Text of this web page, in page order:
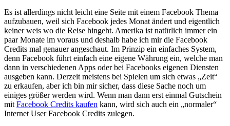
Es ist allerdings nicht leicht eine Seite mit einem Facebook Thema
aufzubauen, weil sich Facebook jedes Monat ändert und eigentlich
keiner weis wo die Reise hingeht. Amerika ist natürlich immer ein
paar Monate im voraus und deshalb habe ich mir die Facebook
Credits mal genauer angeschaut. Im Prinzip ein einfaches System,
denn Facebook führt einfach eine eigene Währung ein, welche man
dann in verschiedenen Apps oder bei Facebooks eigenen Diensten
ausgeben kann. Derzeit meistens bei Spielen um sich etwas „Zeit“
zu erkaufen, aber ich bin mir sicher, dass diese Sache noch um
einiges größer werden wird. Wenn man dann erst einmal Gutschein
mit Facebook Credits kaufen kann, wird sich auch ein „normaler“
Internet User Facebook Credits zulegen.